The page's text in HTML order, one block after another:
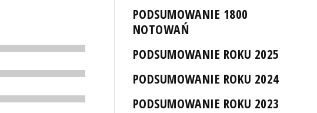
PODSUMOWANIE 1800
NOTOWAŃ
PODSUMOWANIE ROKU 2025
PODSUMOWANIE ROKU 2024
PODSUMOWANIE ROKU 2023